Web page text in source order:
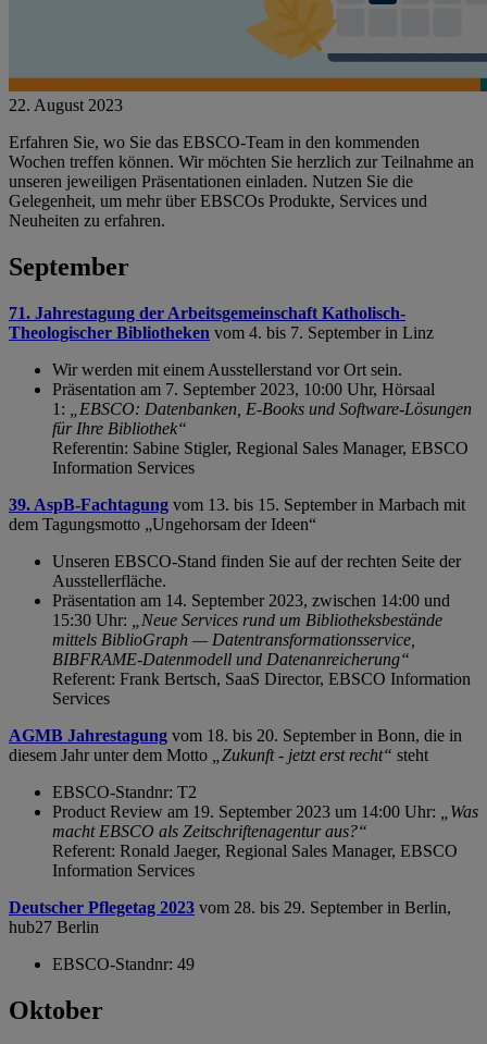
22. August 2023
Erfahren Sie, wo Sie das EBSCO-Team in den kommenden
Wochen treffen können. Wir möchten Sie herzlich zur Teilnahme an
unseren jeweiligen Präsentationen einladen. Nutzen Sie die
Gelegenheit, um mehr über EBSCOs Produkte, Services und
Neuheiten zu erfahren.
September
71. Jahrestagung der Arbeitsgemeinschaft Katholisch-
Theologischer Bibliotheken vom 4. bis 7. September in Linz
Wir werden mit einem Ausstellerstand vor Ort sein.
Präsentation am 7. September 2023, 10:00 Uhr, Hörsaal
1: „EBSCO: Datenbanken, E-Books und Software-Lösungen
für Ihre Bibliothek“
Referentin: Sabine Stigler, Regional Sales Manager, EBSCO
Information Services
39. AspB-Fachtagung vom 13. bis 15. September in Marbach mit
dem Tagungsmotto „Ungehorsam der Ideen“
Unseren EBSCO-Stand finden Sie auf der rechten Seite der
Ausstellerfläche.
Präsentation am 14. September 2023, zwischen 14:00 und
15:30 Uhr:
Neue Services rund um Bibliotheksbestände
mittels BiblioGraph — Datentransformationsservice,
BIBFRAME-Datenmodell und Datenanreicherung“
Referent: Frank Bertsch, SaaS Director, EBSCO Information
Services
AGMB Jahrestagung vom 18. bis 20. September in Bonn, die in
diesem Jahr unter dem Motto
Zukunft - jetzt erst recht“ steht
EBSCO-Standnr: T2
Product Review am 19. September 2023 um 14:00 Uhr:
Was
macht EBSCO als Zeitschriftenagentur aus?“
Referent: Ronald Jaeger, Regional Sales Manager, EBSCO
Information Services
Deutscher Pflegetag 2023 vom 28. bis 29. September in Berlin,
hub27 Berlin
EBSCO-Standnr: 49
Oktober